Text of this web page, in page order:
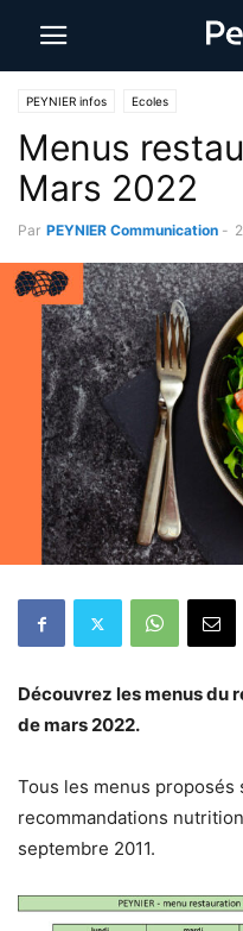
PEYNIER infos Ecoles
Menus
Mars 2022
Par PEYNIER Communication -
Découvrez les menus du
de mars 2022.
Tous les menus proposés
recommandations
septembre 2011.